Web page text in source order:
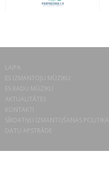
LAIPA
ES IZMANTOJU MŪZIKU
ES RADU MŪZIKU
AKTUALITĀTES
KONTAKTI
SĪKDATŅU IZMANTOŠANAS POLITIKA
DATU APSTRĀDE